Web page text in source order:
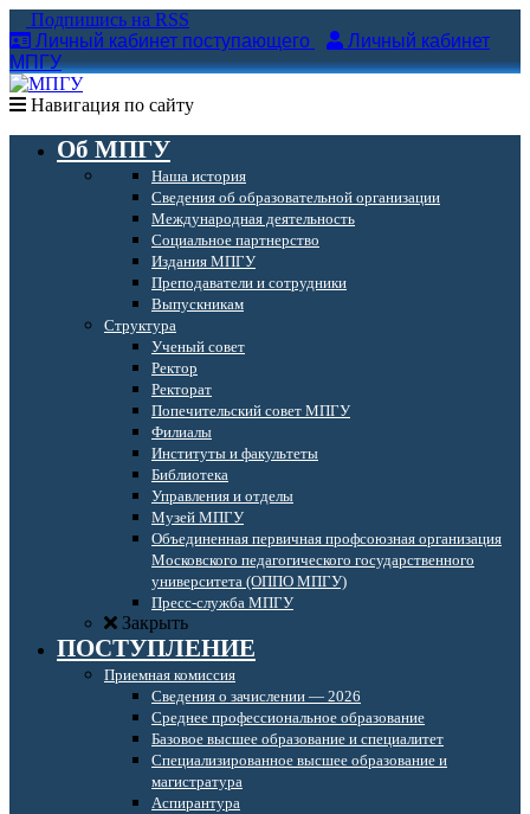
Подпишись на RSS
Личный кабинет поступающего
Личный кабинет
МПГУ
Навигация по сайту
Об МПГУ
Наша история
Сведения об образовательной организации
Международная деятельность
Социальное партнерство
Издания МПГУ
Преподаватели и сотрудники
Выпускникам
Структура
Ученый совет
Ректор
Ректорат
Попечительский совет МПГУ
Филиалы
Институты и факультеты
Библиотека
Управления и отделы
Музей МПГУ
Объединенная первичная профсоюзная организация
Московского педагогического государственного
университета (ОППО МПГУ)
Пресс-служба МПГУ
Закрыть
ПОСТУПЛЕНИЕ
Приемная комиссия
Сведения о зачислении — 2026
Среднее профессиональное образование
Базовое высшее образование и специалитет
Специализированное высшее образование и
магистратура
Аспирантура